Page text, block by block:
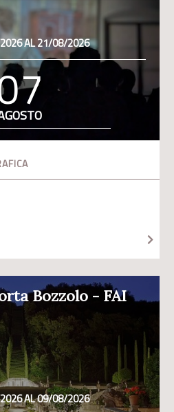
AL 21/08/2026
Bozzolo - FAI
AL 09/08/2026